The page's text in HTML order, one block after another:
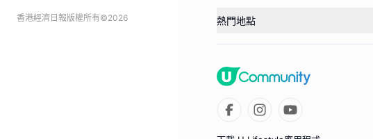
香港經濟日報版權所有©2026 熱門地點